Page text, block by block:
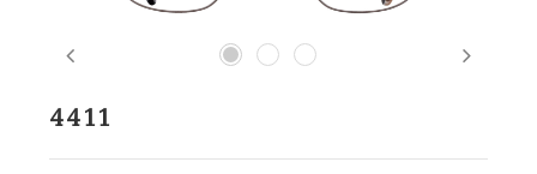
Previous Next
4411